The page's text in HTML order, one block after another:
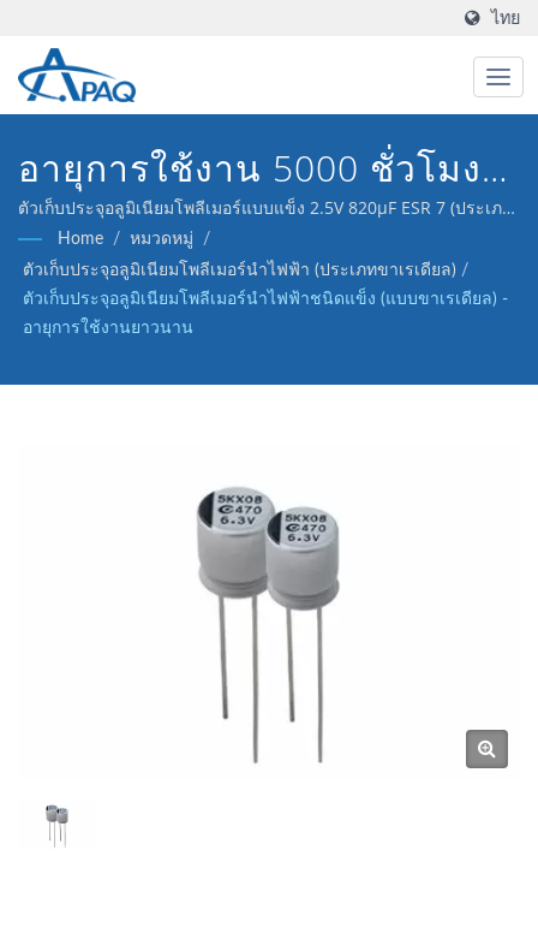
ไทย
อายุการใช้งาน 5000 ชั่วโมงที่
105°C ที่เป็นผู้นำใน
อุตสาหกรรมสำหรับเซิร์ฟเวอร์,
โทรคมนาคม & ไดรเวอร์ LED
ตัวเก็บประจุอลูมิเนียมโพลีเมอร์แบบแข็ง 2.5V 820μF ESR 7 (ประเภท
ขาเรเดียล) ของเราออกแบบมาเพื่อตอบสนองต่อ DC-DC converters,
ตัวควบคุมแรงดันไฟฟ้า และการใช้งานการแยกสัญญาณ.
Home / หมวดหมู่
/
ตัวเก็บประจุอลูมิเนียมโพลีเมอร์นำไฟฟ้า (ประเภทขาเรเดียล) /
ตัวเก็บประจุอลูมิเนียมโพลีเมอร์นำไฟฟ้าชนิดแข็ง (แบบขาเรเดียล) -
อายุการใช้งานยาวนาน